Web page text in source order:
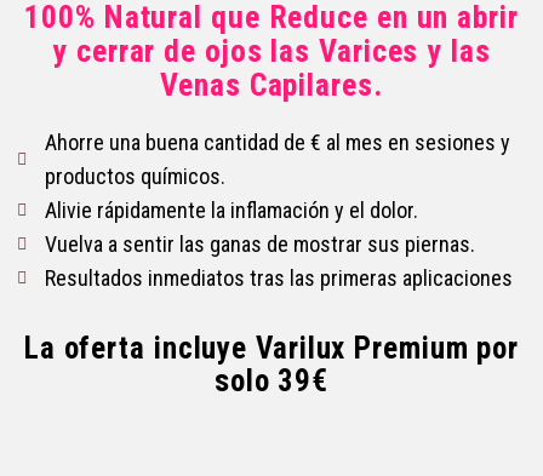
100% Natural que Reduce en un abrir
y cerrar de ojos las Varices y las
Venas Capilares.
Ahorre una buena cantidad de € al mes en sesiones y
productos químicos.
Alivie rápidamente la inflamación y el dolor.
Vuelva a sentir las ganas de mostrar sus piernas.
Resultados inmediatos tras las primeras aplicaciones
La oferta incluye Varilux Premium por
solo 39€